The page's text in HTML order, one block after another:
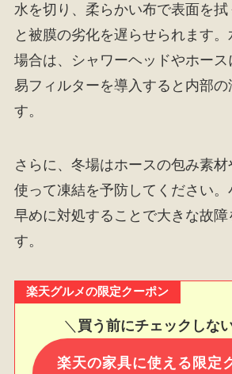
水を切り、柔らかい布で表面を
と被膜の劣化を遅らせられます
場合は、シャワーヘッドやホー
易フィルターを導入すると内部の
す。
さらに、冬場はホースの包み素
使って凍結を予防してください
早めに対処することで大きな故障
す。
楽天グルメの限定クーポン
＼ 買う前にチェックしな
楽天の家具に使える限定